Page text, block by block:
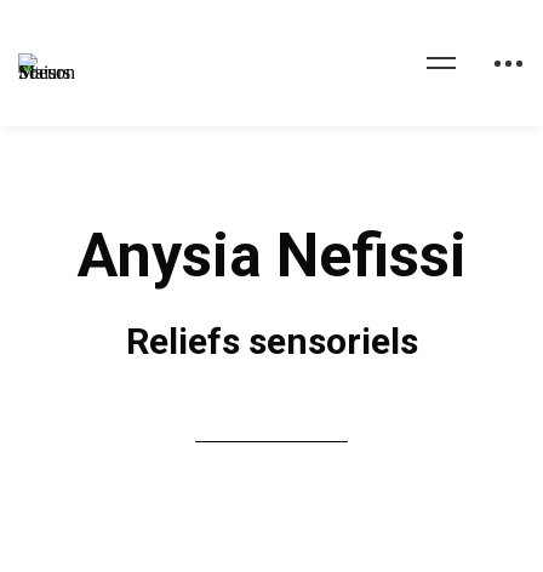
Anysia Nefissi
Reliefs sensoriels